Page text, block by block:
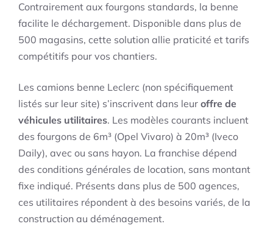
Contrairement aux fourgons standards, la benne
facilite le déchargement. Disponible dans plus de
500 magasins, cette solution allie praticité et tarifs
compétitifs pour vos chantiers.
Les camions benne Leclerc (non spécifiquement
listés sur leur site) s’inscrivent dans leur offre de
véhicules utilitaires. Les modèles courants incluent
des fourgons de 6m³ (Opel Vivaro) à 20m³ (Iveco
Daily), avec ou sans hayon. La franchise dépend
des conditions générales de location, sans montant
fixe indiqué. Présents dans plus de 500 agences,
ces utilitaires répondent à des besoins variés, de la
construction au déménagement.